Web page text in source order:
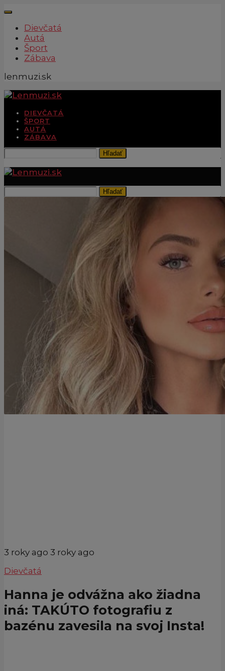
Dievčatá
Autá
Šport
Zábava
lenmuzi.sk
DIEVČATÁ
ŠPORT
AUTÁ
ZÁBAVA
Hľadať
Hľadať
3 roky ago 3 roky ago
Dievčatá
Hanna je odvážna ako žiadna
iná: TAKÚTO fotografiu z
bazénu zavesila na svoj Insta!